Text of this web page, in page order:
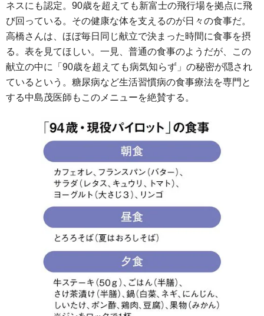
ネスにも認定。90歳を超えても新富士の飛行場を拠点に飛
び回っている。その健康な体を支えるのが日々の食事だ。
高橋さんは、ほぼ毎日同じ献立で決まった時間に食事を摂
る。表を見てほしい。一見、普通の食事のようだが、この
献立の中に「90歳を超えても病気知らず」の秘密が隠され
ているという。糖尿病など生活習慣病の食事療法を専門と
する中島茂医師もこのメニューを絶賛する。